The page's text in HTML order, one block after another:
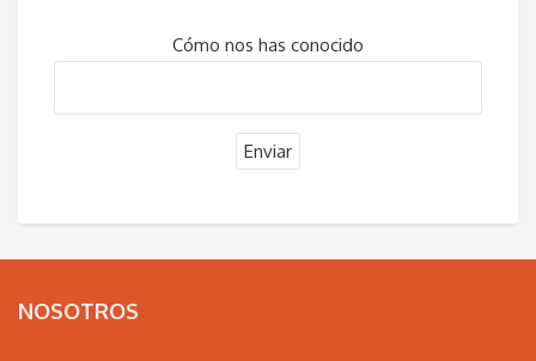
Cómo nos has conocido
NOSOTROS